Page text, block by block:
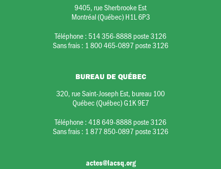
9405, rue Sherbrooke Est
Montréal (Québec) H1L 6P3
Téléphone : 514 356-8888 poste 3126
Sans frais : 1 800 465-0897 poste 3126
BUREAU DE QUÉBEC
320, rue Saint-Joseph Est, bureau 100
Québec (Québec) G1K 9E7
Téléphone :418 649-8888 poste 3126
Sans frais : 1 877 850-0897 poste 3126
actes@lacsq.org